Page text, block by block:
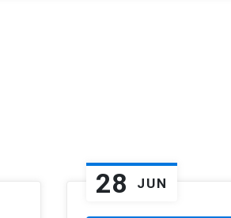
28 JUN